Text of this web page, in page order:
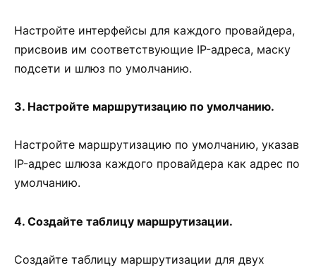
Настройте интерфейсы для каждого провайдера,
присвоив им соответствующие IP-адреса, маску
подсети и шлюз по умолчанию.
3. Настройте маршрутизацию по умолчанию.
Настройте маршрутизацию по умолчанию, указав
IP-адрес шлюза каждого провайдера как адрес по
умолчанию.
4. Создайте таблицу маршрутизации.
Создайте таблицу маршрутизации для двух